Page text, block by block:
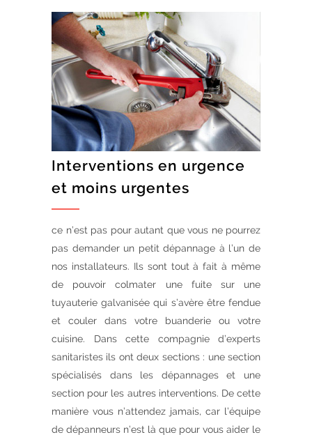
Interventions en urgence
et moins urgentes
ce n’est pas pour autant que vous ne pourrez
pas demander un petit dépannage à l’un de
nos installateurs. Ils sont tout à fait à même
de pouvoir colmater une fuite sur une
tuyauterie galvanisée qui s’avère être fendue
et couler dans votre buanderie ou votre
cuisine. Dans cette compagnie d’experts
sanitaristes ils ont deux sections : une section
spécialisés dans les dépannages et une
section pour les autres interventions. De cette
manière vous n’attendez jamais, car l’équipe
de dépanneurs n’est là que pour vous aider le